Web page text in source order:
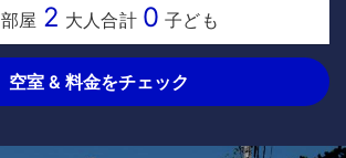
部屋 2 大人合計 0 子ども
空室 & 料金をチェック